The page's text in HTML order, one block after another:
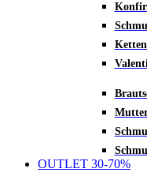
OUTLET 30-70%